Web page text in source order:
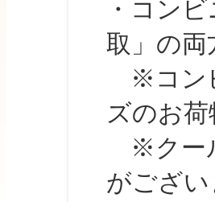
・コンビ
取」の両
※コンビ
ズのお
※クール
がござい